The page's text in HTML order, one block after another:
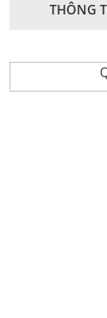
THÔNG